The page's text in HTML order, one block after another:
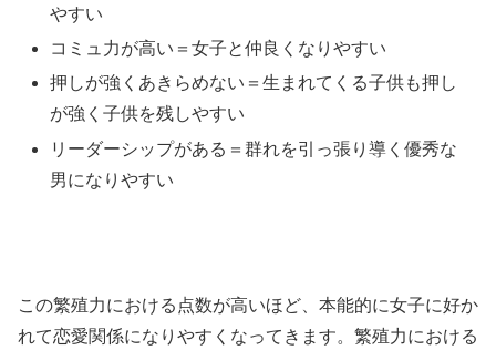
やすい
コミュ力が高い＝女子と仲良くなりやすい
押しが強くあきらめない＝生まれてくる子供も押し
が強く子供を残しやすい
リーダーシップがある＝群れを引っ張り導く優秀な
男になりやすい
この繁殖力における点数が高いほど、本能的に女子に好か
れて恋愛関係になりやすくなってきます。繁殖力における